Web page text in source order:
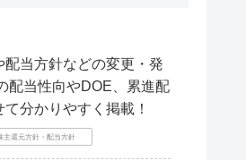
配当方針などの変更・発
配当性向やDOE、累進配
分かりやすく掲載！
主還元方針・配当方針